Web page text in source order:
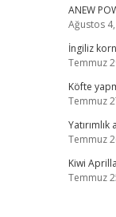
ANEW
Ağustos
İngiliz
Temmuz
Köfte
Temmuz
Temmuz
Kiwi
Temmuz